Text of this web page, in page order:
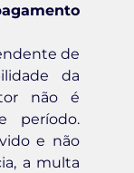
de
da
não é
período.
e não
a multa